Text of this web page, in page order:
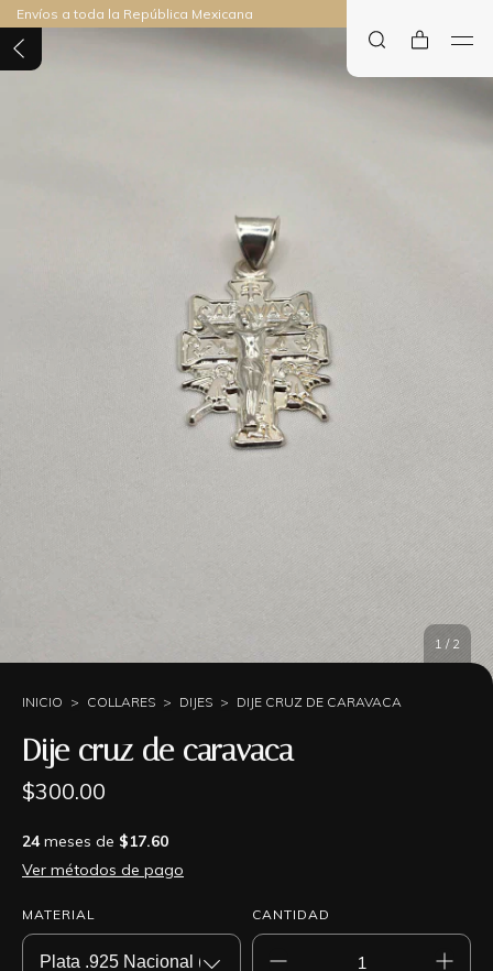
Envíos a toda la República Mexicana
1 / 2
INICIO > COLLARES > DIJES > DIJE CRUZ DE CARAVACA
Dije cruz de caravaca
$300.00
24meses de $17.60
Ver métodos de pago
MATERIAL CANTIDAD